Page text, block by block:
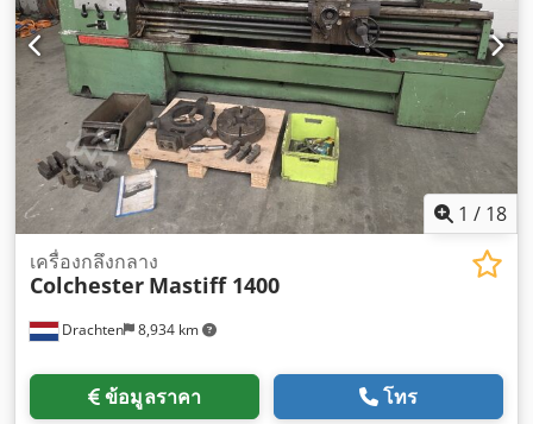
1 / 18
Drachten 8,934 km
เครื่องกลึงกลาง
Colchester Mastiff 1400
ข้อมูลราคา โทร